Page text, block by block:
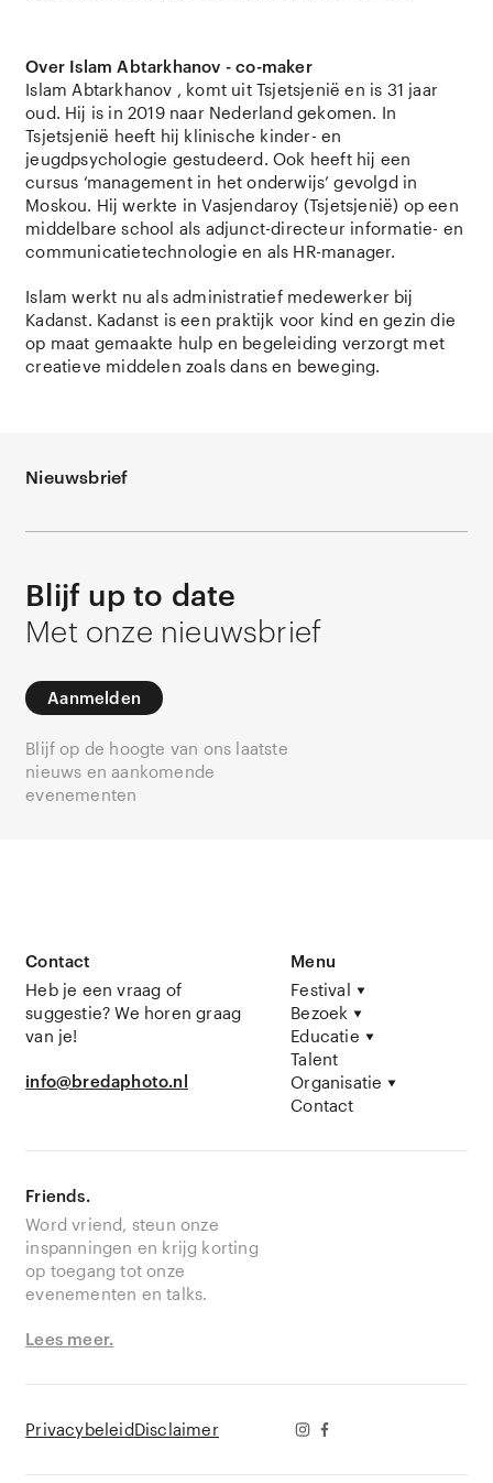
Over Islam Abtarkhanov - co-maker
Islam Abtarkhanov , komt uit Tsjetsjenië en is 31 jaar
oud. Hij is in 2019 naar Nederland gekomen. In
Tsjetsjenië heeft hij klinische kinder- en
jeugdpsychologie gestudeerd. Ook heeft hij een
cursus ‘management in het onderwijs’ gevolgd in
Moskou. Hij werkte in Vasjendaroy (Tsjetsjenië) op een
middelbare school als adjunct-directeur informatie- en
communicatietechnologie en als HR-manager.
Islam werkt nu als administratief medewerker bij
Kadanst. Kadanst is een praktijk voor kind en gezin die
op maat gemaakte hulp en begeleiding verzorgt met
creatieve middelen zoals dans en beweging.
Nieuwsbrief
Blijf up to date
Met onze nieuwsbrief
Aanmelden
Blijf op de hoogte van ons laatste
nieuws en aankomende
evenementen
Contact
Heb je een vraag of
suggestie? We horen graag
van je!
info@bredaphoto.nl
Menu
Festival
Bezoek
Educatie
Talent
Organisatie
Contact
Friends.
Word vriend, steun onze
inspanningen en krijg korting
op toegang tot onze
evenementen en talks.
Lees meer.
PrivacybeleidDisclaimer